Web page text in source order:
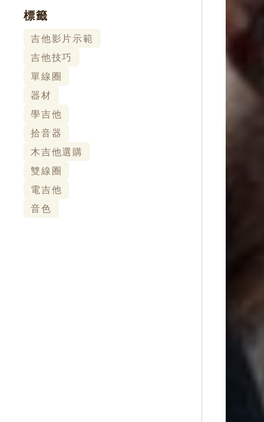
標籤
吉他影片示範
吉他技巧
單線圈
器材
學吉他
拾音器
木吉他選購
雙線圈
電吉他
音色